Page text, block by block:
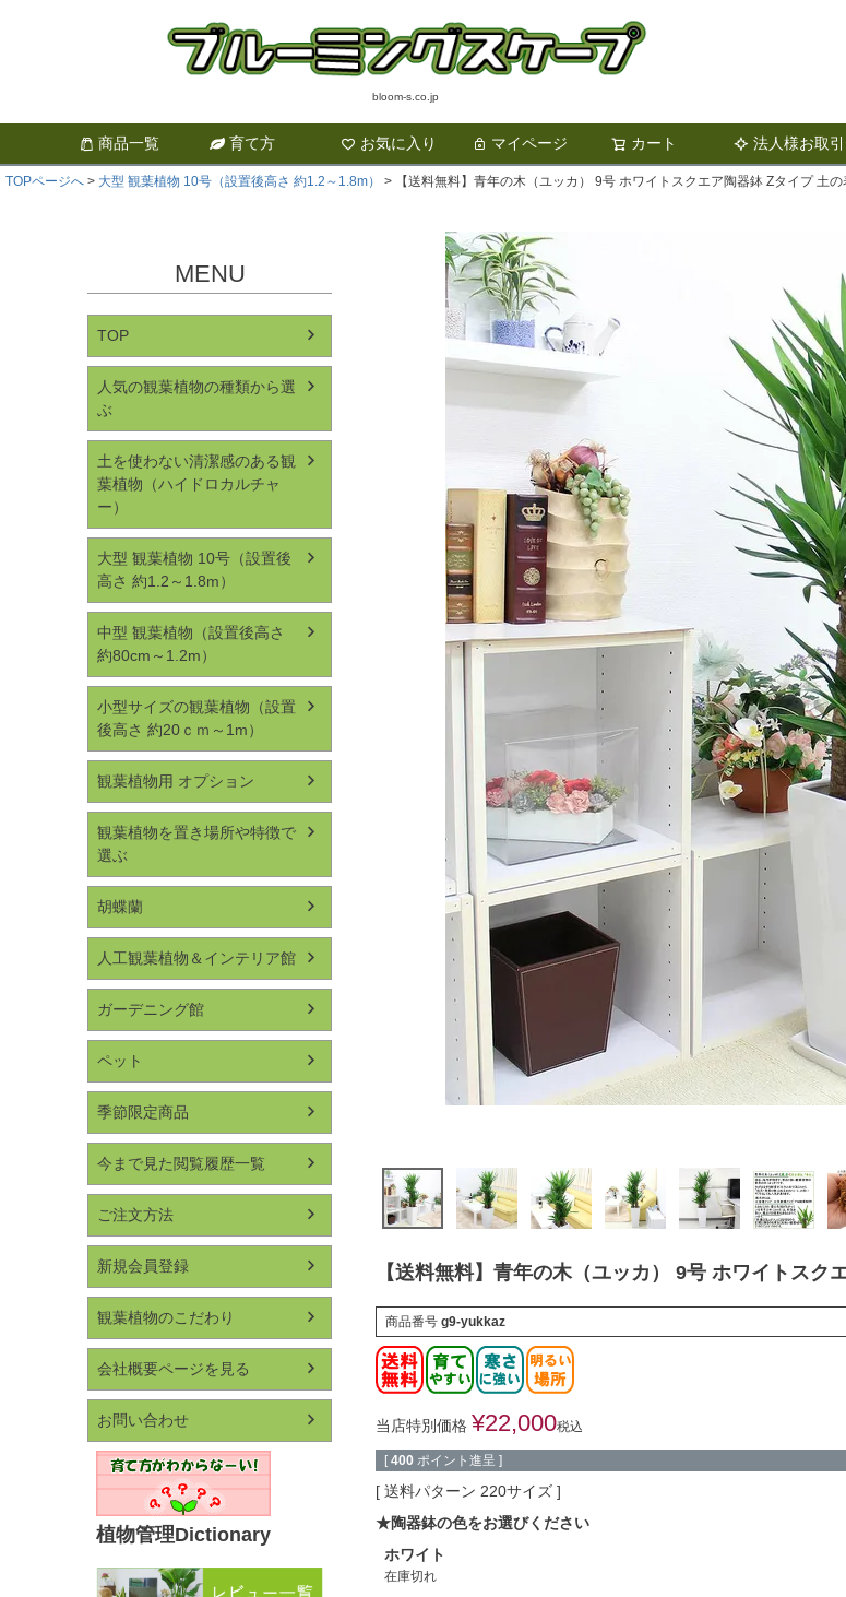
bloom-s.co.jp
商品一覧 育て方 お気に入り マイページ カート 法人様お取引
検索
TOPページへ 大型 観葉植物 10号（設置後高さ 約1.2～1.8m） 【送料無料】青年の木（ユッカ） 9号 ホワイトスクエア陶器鉢 Zタイプ 土
MENU
TOP
人気の観葉植物の種類から選
ぶ
土を使わない清潔感のある観
葉植物（ハイドロカルチャ
ー）
大型 観葉植物 10号（設置後
高さ 約1.2～1.8m）
中型 観葉植物（設置後高さ
約80cm～1.2m）
小型サイズの観葉植物（設置
後高さ 約20ｃｍ～1m）
観葉植物用 オプション
観葉植物を置き場所や特徴で
選ぶ
胡蝶蘭
人工観葉植物＆インテリア館
ガーデニング館
ペット
季節限定商品
今まで見た閲覧履歴一覧
ご注文方法
新規会員登録
観葉植物のこだわり
会社概要ページを見る
お問い合わせ
植物管理Dictionary
【送料無料】青年の木（ユッカ） 9号 ホワイトス
商品番号 g9-yukkaz
当店特別価格 ¥22,000税込
[ 400 ポイント進呈 ]
送料パターン 220サイズ
★陶器鉢の色をお選びください
ホワイト
在庫切れ